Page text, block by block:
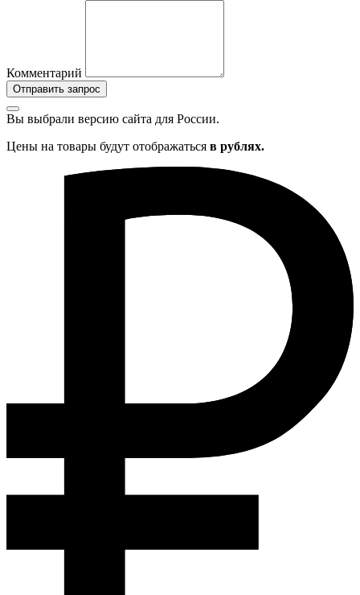
Комментарий
Отправить запрос
Вы выбрали версию сайта для России.
Цены на товары будут отображаться в рублях.